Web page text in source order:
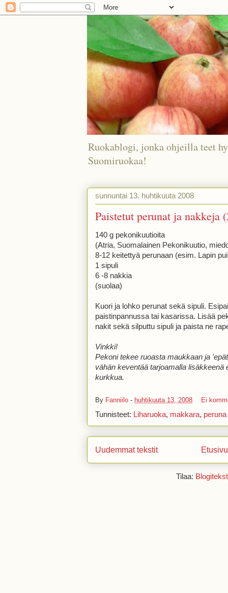
Ruokablogi, jonka ohjeilla teet
Suomiruokaa!
sunnuntai 13. huhtikuuta 2008
Paistetut perunat ja nakkeja
140 g pekonikuutioita
(Atria, Suomalainen Pekonikuutio,
8-12 keitettyä perunaan (esim. Lapin
1 sipuli
6 -8 nakkia
(suolaa)
Kuori ja lohko perunat sekä sipuli.
paistinpannussa tai kasarissa. Lisää
nakit sekä silputtu sipuli ja paista ne
Vinkki!
Pekoni tekee ruoasta maukkaan ja
vähän keventää tarjoamalla lisäkkeenä
kurkkua.
By Fanniilo - huhtikuuta 13, 2008 Ei
Tunnisteet: Liharuoka, makkara, peruna
Uudemmat tekstit Etusivu
Tilaa: